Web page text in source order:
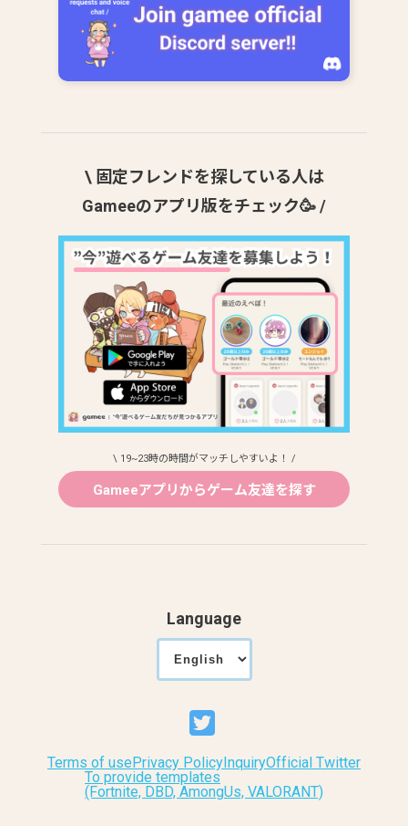
\ 固定フレンドを探している人は
Gameeのアプリ版をチェック🥳 /
\ 19~23時の時間がマッチしやすいよ！ /
Gameeアプリからゲーム友達を探す
Language
Terms of usePrivacy Policy InquiryOfficial Twitter
To provide templates
(Fortnite, DBD, AmongUs, VALORANT)